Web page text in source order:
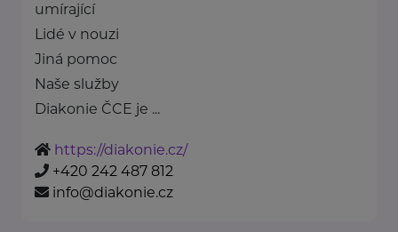
umírající
Lidé v nouzi
Jiná pomoc
Naše služby
Diakonie ČCE je ...
https://diakonie.cz/
+420 242 487 812
info@diakonie.cz